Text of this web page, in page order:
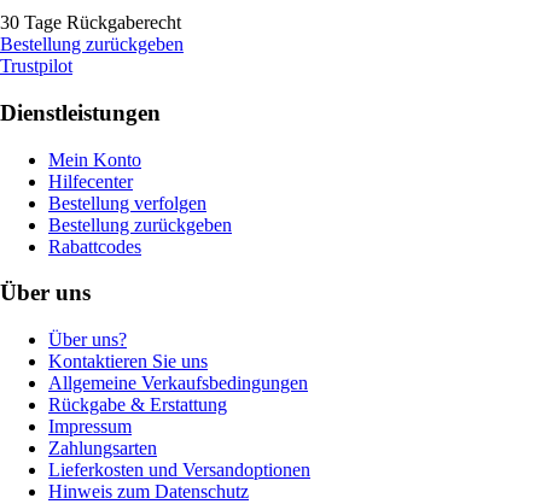
30 Tage Rückgaberecht
Bestellung zurückgeben
Trustpilot
Dienstleistungen
Mein Konto
Hilfecenter
Bestellung verfolgen
Bestellung zurückgeben
Rabattcodes
Über uns
Über uns?
Kontaktieren Sie uns
Allgemeine Verkaufsbedingungen
Rückgabe & Erstattung
Impressum
Zahlungsarten
Lieferkosten und Versandoptionen
Hinweis zum Datenschutz